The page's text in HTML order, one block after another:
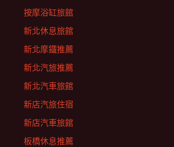
按摩浴缸旅館
新北休息旅館
新北摩鐵推薦
新北汽旅推薦
新北汽車旅館
新店汽旅住宿
新店汽車旅館
板橋休息推薦